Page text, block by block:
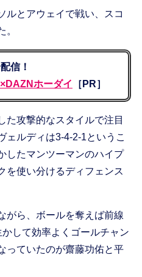
とアウェイで戦い、スコ
。
信！
ホーダイ ［PR］
攻撃的なスタイルで注目
ェルディは3-4-2-1というこ
したマンツーマンのハイプ
を使い分けるディフェンス
ら、ボールを奪えば前線
して効率よくゴールチャン
っていたのが齋藤功佑と平